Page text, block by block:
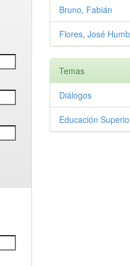
Bruno, Fabián
Flores, José
Temas
Diálogos
Educación